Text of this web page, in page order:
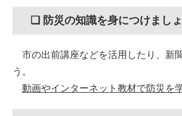
❏ 防災の知識を身につけまし
市の出前講座などを活用したり、新
う。
動画やインターネット教材で防災を